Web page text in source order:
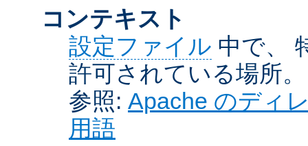
コンテキスト
設定ファイル 中で、
許可されている場所。
参照: Apache のディ
用語